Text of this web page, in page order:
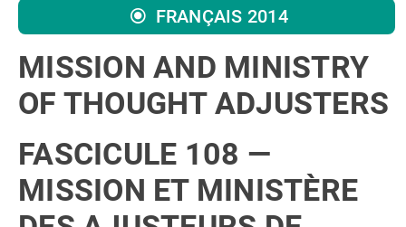
FRANÇAIS 2014
MISSION AND MINISTRY
OF THOUGHT ADJUSTERS
FASCICULE 108 —
MISSION ET MINISTÈRE